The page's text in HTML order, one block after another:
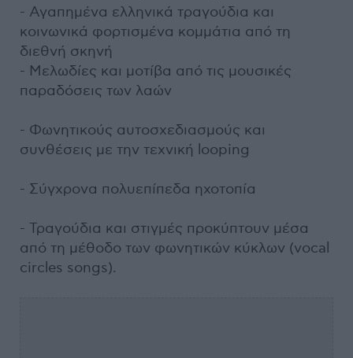
- Αγαπημένα ελληνικά τραγούδια και
κοινωνικά φορτισμένα κομμάτια από τη
διεθνή σκηνή
- Μελωδίες και μοτίβα από τις μουσικές
παραδόσεις των λαών
- Φωνητικούς αυτοσχεδιασμούς και
συνθέσεις με την τεχνική looping
- Σύγχρονα πολυεπίπεδα ηχοτοπία
- Τραγούδια και στιγμές προκύπτουν μέσα
από τη μέθοδο των φωνητικών κύκλων (vocal
circles songs).